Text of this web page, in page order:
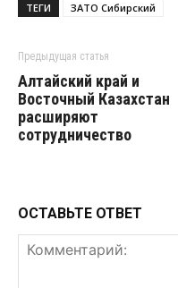
ТЕГИ ЗАТО Сибирский
Предыдущая статья
Алтайский край и
Восточный Казахстан
расширяют
сотрудничество
ОСТАВЬТЕ ОТВЕТ